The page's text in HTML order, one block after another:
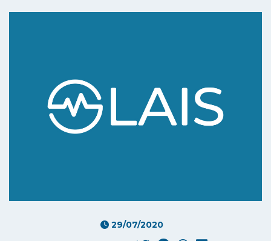
29/07/2020